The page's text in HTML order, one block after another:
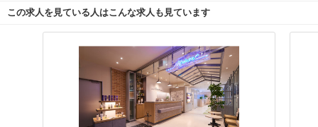
この求人を見ている人はこんな求人も見ています